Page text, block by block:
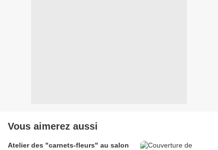
Vous aimerez aussi
Atelier des "carnets-fleurs" au salon